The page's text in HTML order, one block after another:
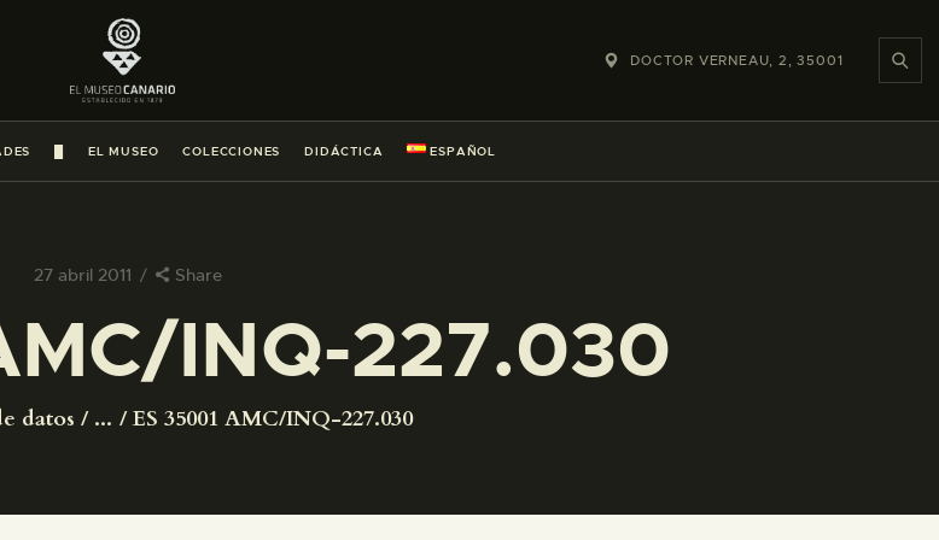
DOCTOR VERNEAU, 2, 35001
EL MUSEO COLECCIONES DIDÁCTICA ESPAÑOL
27 abril 2011 Share
INQ-227.030
datos ... ES 35001 AMC/INQ-227.030
LA VISITA